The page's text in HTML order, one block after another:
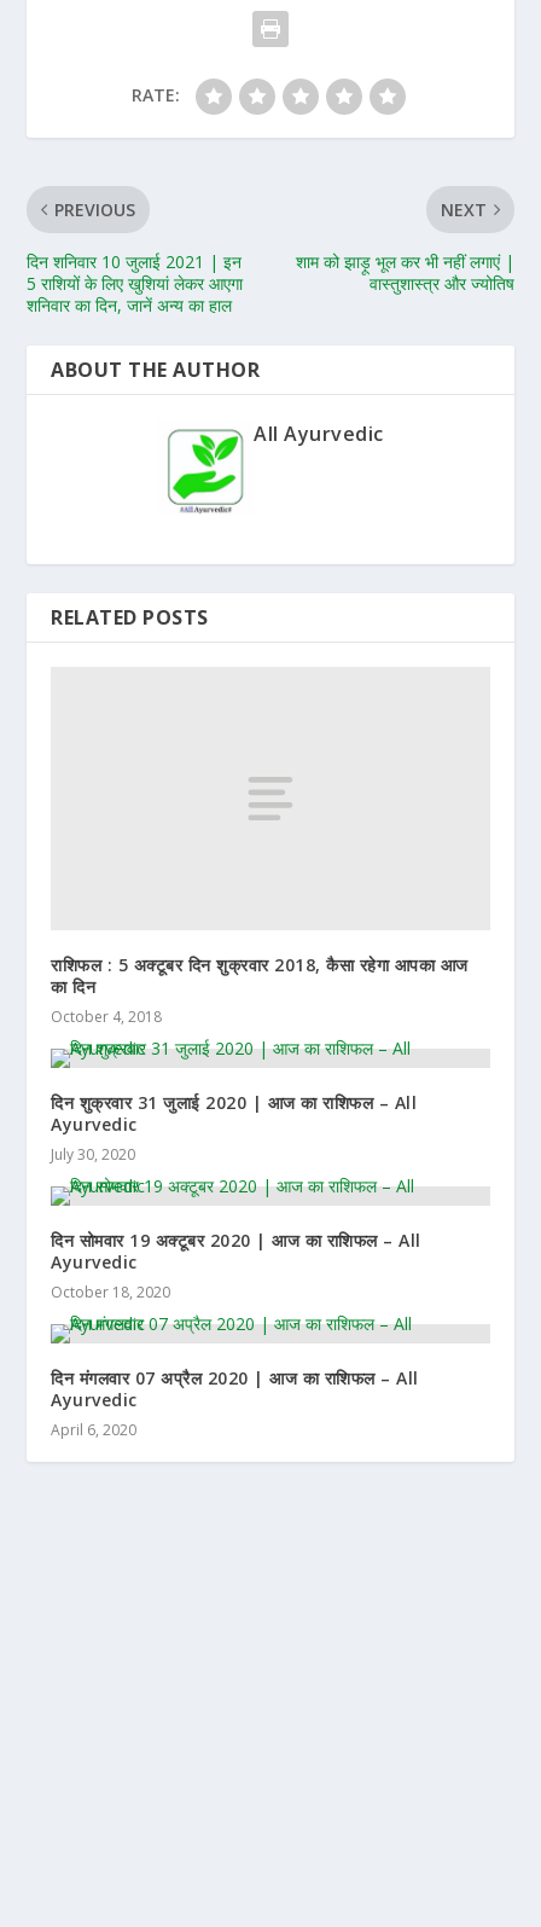
RATE:
PREVIOUS
दिन शनिवार 10 जुलाई 2021 | इन
5 राशियों के लिए खुशियां लेकर आएगा
शनिवार का दिन, जानें अन्य का हाल
NEXT
शाम को झाड़ू भूल कर भी नहीं लगाएं |
वास्तुशास्त्र और ज्योतिष
ABOUT THE AUTHOR
All Ayurvedic
RELATED POSTS
राशिफल : 5 अक्टूबर दिन शुक्रवार 2018, कैसा रहेगा आपका आज
का दिन
October 4, 2018
दिन शुक्रवार 31 जुलाई 2020 | आज का राशिफल – All
Ayurvedic
July 30, 2020
दिन सोमवार 19 अक्टूबर 2020 | आज का राशिफल – All
Ayurvedic
October 18, 2020
दिन मंगलवार 07 अप्रैल 2020 | आज का राशिफल – All
Ayurvedic
April 6, 2020